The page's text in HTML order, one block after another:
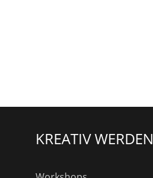
KREATIV WERDEN